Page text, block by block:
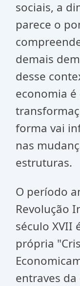
sociais, a
parece o
demais
desse
economia
forma vai
nas
estruturas.
O período
Revolução
século XVII
própria
entraves